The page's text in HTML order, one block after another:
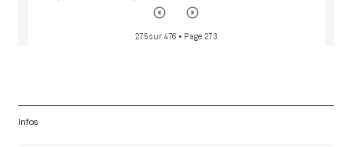
275 sur 476 • Page 273
Infos